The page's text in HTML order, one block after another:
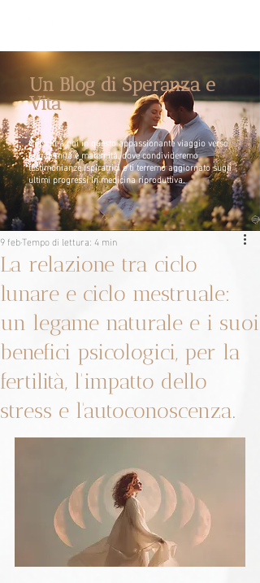
Un Blog di Speranza e
Vita
Unisciti a noi in questo appassionante viaggio verso
la paternità e maternità, dove condivideremo
testimonianze ispiratrici e ti terremo aggiornato sugli
ultimi progressi in medicina riproduttiva.
La relazione tra ciclo
lunare e ciclo mestruale:
un legame naturale e i suoi
benefici psicologici, per la
fertilità, l'impatto dello
stress e l'autoconoscenza.
9 febTempo di lettura: 4 min